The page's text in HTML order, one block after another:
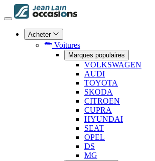
Acheter
Voitures
Marques populaires
VOLKSWAGEN
AUDI
TOYOTA
SKODA
CITROEN
CUPRA
HYUNDAI
SEAT
OPEL
DS
MG